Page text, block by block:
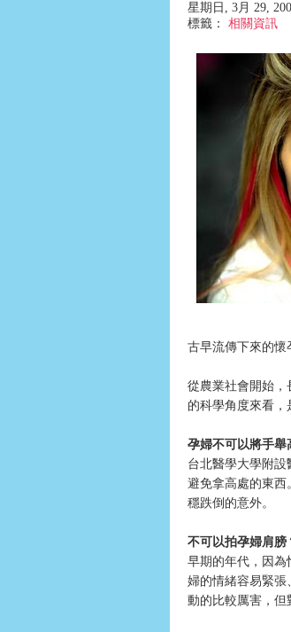
星期日, 3月 29,
標籤： 相關資訊
古早流傳下來的懷
從農業社會開始，
的科學角度來看，
孕婦不可以將手舉
台北醫學大學附
避免拿高處的東西
穩跌倒的意外。
不可以拍孕婦肩膀
早期的年代，因為
婦的情緒容易緊張
動的比較厲害，但